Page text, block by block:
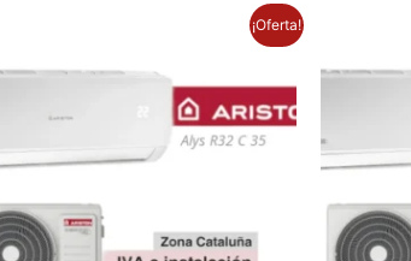
¡Oferta!
1.120,00€.
890,00€.